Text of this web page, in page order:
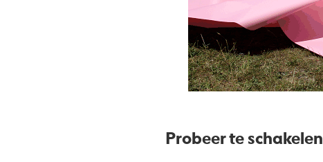
Probeer te schakelen